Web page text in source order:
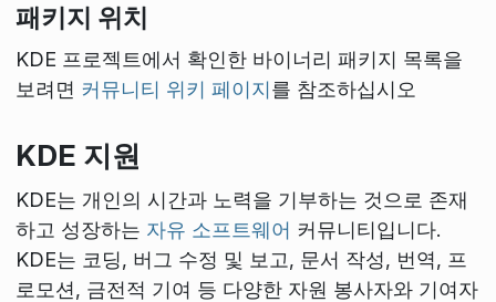
패키지 위치
KDE 프로젝트에서 확인한 바이너리 패키지 목록을
보려면 커뮤니티 위키 페이지를 참조하십시오
KDE 지원
KDE는 개인의 시간과 노력을 기부하는 것으로 존재
하고 성장하는 자유 소프트웨어 커뮤니티입니다.
KDE는 코딩, 버그 수정 및 보고, 문서 작성, 번역, 프
로모션, 금전적 기여 등 다양한 자원 봉사자와 기여자